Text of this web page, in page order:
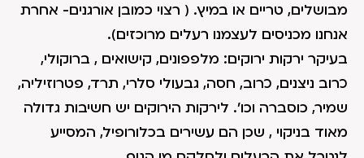
מבושלים, טריים או במיץ. ( רצוי כמובן אורגנים- אחרת
אנחנו מכניסים לעצמנו רעלים מרוכזים).
בעיקר ירקות ירוקים: מלפפונים, קישואים , ברוקולי,
כרוב ניצנים, כרוב, חסה, גבעולי סלרי, תרד, פטרוזיליה,
שמיר, כוסברה וכו'. לירקות הירוקים יש חשיבות גדולה
מאוד בניקוי , שכן הם עשירים בכלורופיל, המסייע